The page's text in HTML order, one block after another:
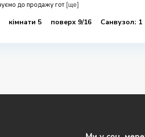
до продажу гот[ще]
кімнати 5 поверх 9/16 Санвузол: 1